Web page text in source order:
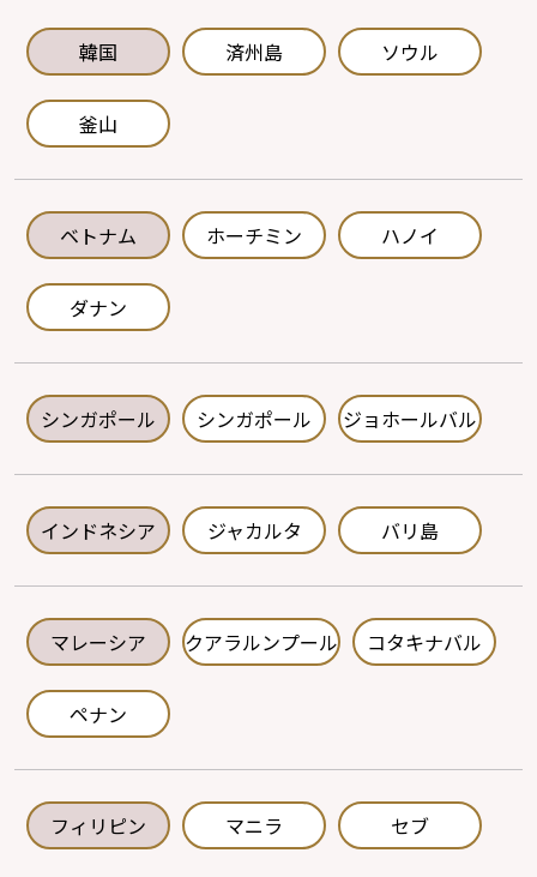
韓国 済州島 ソウル
釜山
ベトナム ホーチミン ハノイ
ダナン
シンガポール シンガポール ジョホールバル
インドネシア ジャカルタ バリ島
マレーシア クアラルンプール コタキナバル
ペナン
フィリピン マニラ セブ